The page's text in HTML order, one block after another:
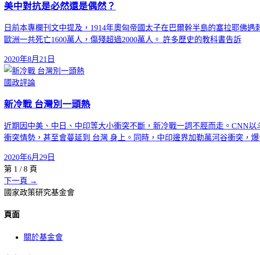
美中對抗是必然還是偶然？
日前本專欄刊文中提及，1914年奧匈帝國太子在巴爾幹半島的塞拉耶佛
歐洲一共死亡1600萬人，傷殘超過2000萬人。 許多歷史的教科書告訴
2020年8月21日
國政評論
新冷戰 台灣別一頭熱
近期因中美、中日、中印等大小衝突不斷，新冷戰一詞不脛而走。CNN
衝突情勢，甚至會蔓延到 台灣 身上。同時，中印邊界加勒萬河谷衝突，
2020年6月29日
第 1 /8 頁
下一頁 →
國家政策研究基金會
頁面
關於基金會